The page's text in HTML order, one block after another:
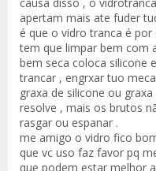
apertam mais ate fuder
é que o vidro tranca é
tem que limpar bem com
bem seca coloca silicone
trancar , engrxar tuo
graxa de silicone ou
resolve , mais os brutos
rasgar ou espanar .
me amigo o vidro fico
que vc uso faz favor pq
que podem estar melhor